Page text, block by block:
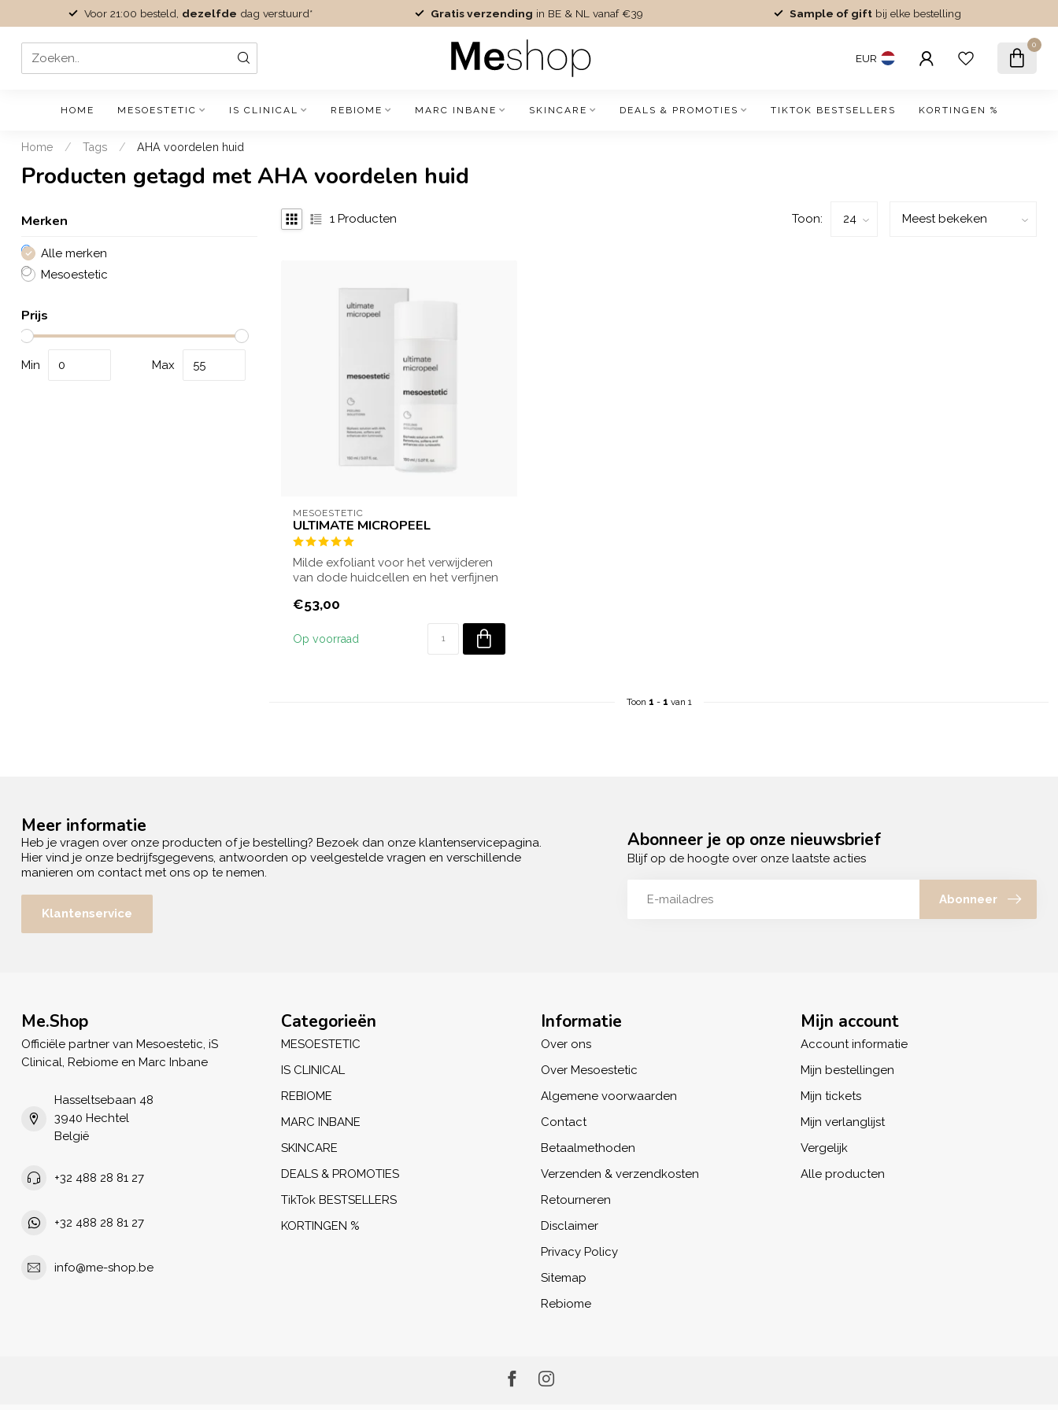
Voor 21:00 besteld, dezelfde dag verstuurd* Gratis verzending in BE & NL vanaf €39 Sample of gift bij elke bestelling
EUR
0
HOME MESOESTETIC IS CLINICAL REBIOME MARC INBANE SKINCARE DEALS & PROMOTIES TIKTOK BESTSELLERS KORTINGEN %
Home / Tags / AHA voordelen huid
Producten getagd met AHA voordelen huid
Merken
Alle merken
Mesoestetic
Prijs
Min Max
1 Producten Toon:
MESOESTETIC
ULTIMATE MICROPEEL
Milde exfoliant voor het verwijderen
van dode huidcellen en het verfijnen
€53,00
Op voorraad
Toon 1 - 1 van 1
Meer informatie
Heb je vragen over onze producten of je bestelling? Bezoek dan onze klantenservicepagina.
Hier vind je onze bedrijfsgegevens, antwoorden op veelgestelde vragen en verschillende
manieren om contact met ons op te nemen.
Klantenservice
Abonneer je op onze nieuwsbrief
Blijf op de hoogte over onze laatste acties
Abonneer
Me.Shop
Officiële partner van Mesoestetic, iS
Clinical, Rebiome en Marc Inbane
Hasseltsebaan 48
3940 Hechtel
België
+32 488 28 81 27
+32 488 28 81 27
info@me-shop.be
Categorieën
MESOESTETIC
IS CLINICAL
REBIOME
MARC INBANE
SKINCARE
DEALS & PROMOTIES
TikTok BESTSELLERS
KORTINGEN %
Informatie
Over ons
Over Mesoestetic
Algemene voorwaarden
Contact
Betaalmethoden
Verzenden & verzendkosten
Retourneren
Disclaimer
Privacy Policy
Sitemap
Rebiome
Mijn account
Account informatie
Mijn bestellingen
Mijn tickets
Mijn verlanglijst
Vergelijk
Alle producten